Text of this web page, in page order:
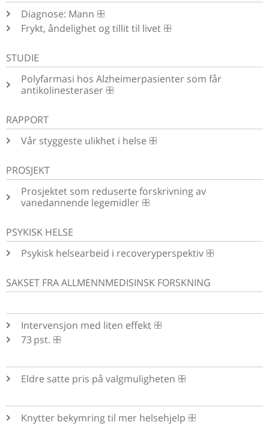
Diagnose: Mann
Frykt, åndelighet og tillit til livet
STUDIE
Polyfarmasi hos Alzheimerpasienter som får
antikolinesteraser
RAPPORT
Vår styggeste ulikhet i helse
PROSJEKT
Prosjektet som reduserte forskrivning av
vanedannende legemidler
PSYKISK HELSE
Psykisk helsearbeid i recoveryperspektiv
SAKSET FRA ALLMENNMEDISINSK FORSKNING
Intervensjon med liten effekt
73 pst.
Eldre satte pris på valgmuligheten
Knytter bekymring til mer helsehjelp